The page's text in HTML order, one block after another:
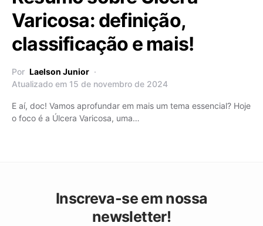
Varicosa: definição,
classificação e mais!
Por Laelson Junior
Atualizado em 15 de novembro de 2024
E aí, doc! Vamos aprofundar em mais um tema essencial? Hoje
o foco é a Úlcera Varicosa, uma…
Inscreva-se em nossa
newsletter!